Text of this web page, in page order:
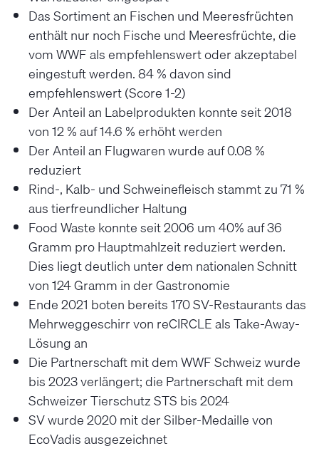
Das Sortiment an Fischen und Meeresfrüchten
enthält nur noch Fische und Meeresfrüchte, die
vom WWF als empfehlenswert oder akzeptabel
eingestuft werden. 84 % davon sind
empfehlenswert (Score 1-2)
Der Anteil an Labelprodukten konnte seit 2018
von 12 % auf 14.6 % erhöht werden
Der Anteil an Flugwaren wurde auf 0.08 %
reduziert
Rind-, Kalb- und Schweinefleisch stammt zu 71 %
aus tierfreundlicher Haltung
Food Waste konnte seit 2006 um 40% auf 36
Gramm pro Hauptmahlzeit reduziert werden.
Dies liegt deutlich unter dem nationalen Schnitt
von 124 Gramm in der Gastronomie
Ende 2021 boten bereits 170 SV-Restaurants das
Mehrweggeschirr von reCIRCLE als Take-Away-
Lösung an
Die Partnerschaft mit dem WWF Schweiz wurde
bis 2023 verlängert; die Partnerschaft mit dem
Schweizer Tierschutz STS bis 2024
SV wurde 2020 mit der Silber-Medaille von
EcoVadis ausgezeichnet